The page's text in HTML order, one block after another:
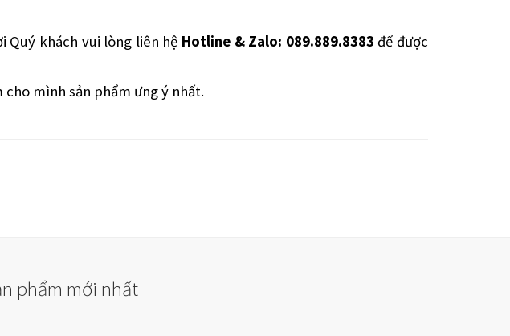
khách vui lòng liên hệ Hotline & Zalo: 089.889.8383 để được
cho mình sản phẩm ưng ý nhất.
phẩm mới nhất